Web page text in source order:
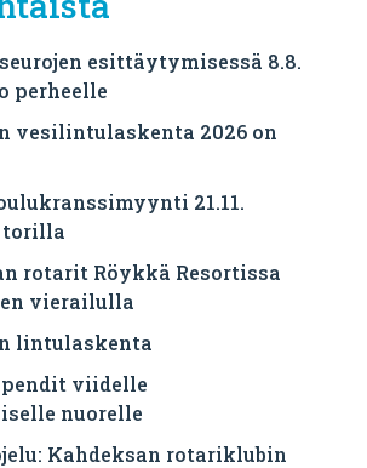
esittäytymisessä 8.8.
perheelle
vesilintulaskenta 2026 on
21.11.
torilla
rotarit Röykkä Resortissa
vierailulla
lintulaskenta
viidelle
nuorelle
Kahdeksan rotariklubin